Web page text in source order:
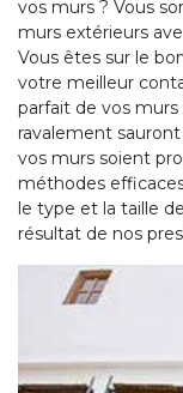
vos murs ? Vous
murs extérieurs
Vous êtes sur le
votre meilleur
parfait de vos
ravalement
vos murs soient
méthodes
le type et la taille
résultat de nos